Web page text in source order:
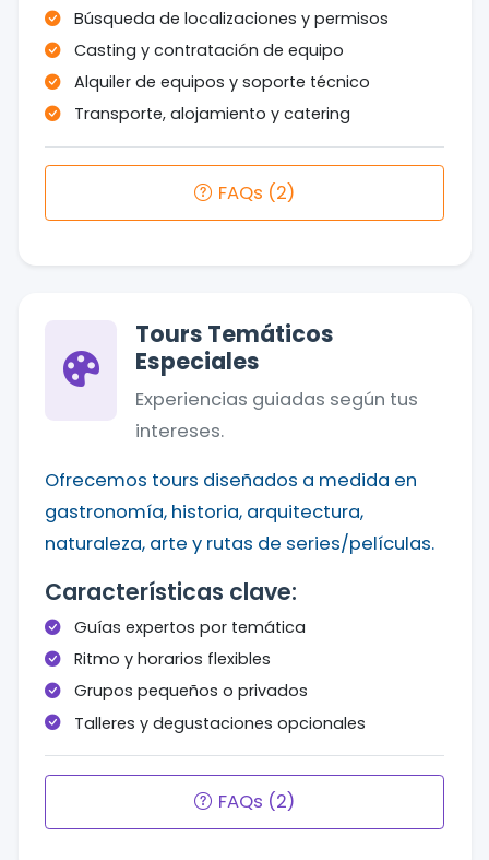
Búsqueda de localizaciones y permisos
Casting y contratación de equipo
Alquiler de equipos y soporte técnico
Transporte, alojamiento y catering
FAQs (2)
Tours Temáticos
Especiales
Experiencias guiadas según tus
intereses.
Ofrecemos tours diseñados a medida en
gastronomía, historia, arquitectura,
naturaleza, arte y rutas de series/películas.
Características clave:
Guías expertos por temática
Ritmo y horarios flexibles
Grupos pequeños o privados
Talleres y degustaciones opcionales
FAQs (2)